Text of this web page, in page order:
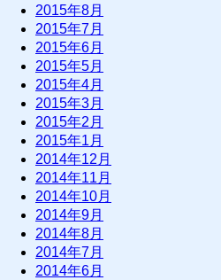
2015年8月
2015年7月
2015年6月
2015年5月
2015年4月
2015年3月
2015年2月
2015年1月
2014年12月
2014年11月
2014年10月
2014年9月
2014年8月
2014年7月
2014年6月